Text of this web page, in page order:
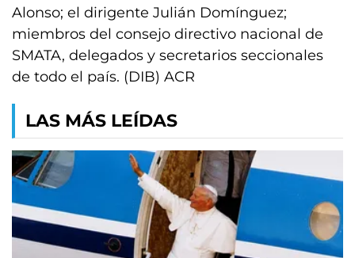
Alonso; el dirigente Julián Domínguez;
miembros del consejo directivo nacional de
SMATA, delegados y secretarios seccionales
de todo el país. (DIB) ACR
LAS MÁS LEÍDAS